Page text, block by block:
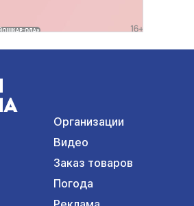
Организации
Видео
Заказ товаров
Погода